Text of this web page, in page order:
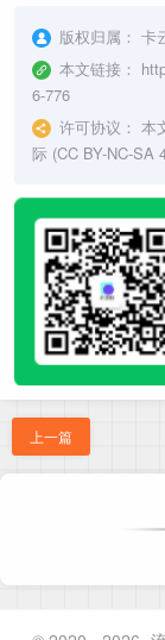
版权归属： 卡
本文链接：
6-776
许可协议： 本
际 (CC BY-NC-SA
上一篇